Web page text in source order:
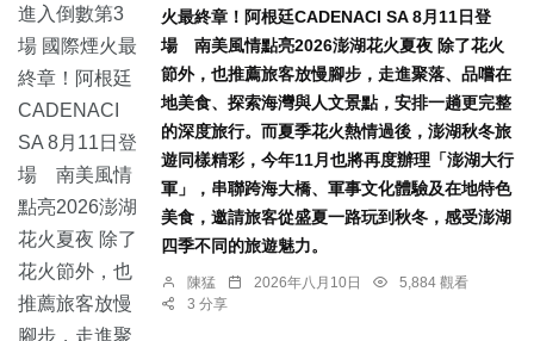
火最終章！阿根廷CADENACI SA 8月11日登
場 南美風情點亮2026澎湖花火夏夜 除了花火
節外，也推薦旅客放慢腳步，走進聚落、品嚐在
地美食、探索海灣與人文景點，安排一趟更完整
的深度旅行。而夏季花火熱情過後，澎湖秋冬旅
遊同樣精彩，今年11月也將再度辦理「澎湖大行
軍」，串聯跨海大橋、軍事文化體驗及在地特色
美食，邀請旅客從盛夏一路玩到秋冬，感受澎湖
四季不同的旅遊魅力。
陳猛 2026年八月10日
5,884 觀看
3 分享